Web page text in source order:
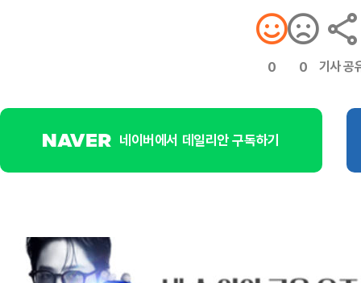
0 0 기사 공
네이버에서 데일리안 구독하기